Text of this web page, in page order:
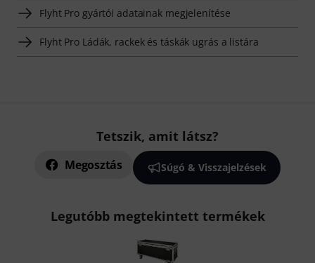
Flyht Pro gyártói adatainak megjelenítése
Flyht Pro Ládák, rackek és táskák ugrás a listára
Tetszik, amit látsz?
Megosztás Súgó & Visszajelzések
Legutóbb megtekintett termékek